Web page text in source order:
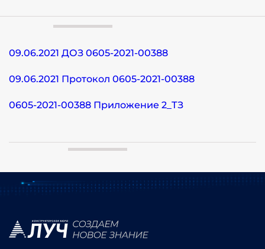
09.06.2021 ДОЗ 0605-2021-00388
09.06.2021 Протокол 0605-2021-00388
0605-2021-00388 Приложение 2_ТЗ